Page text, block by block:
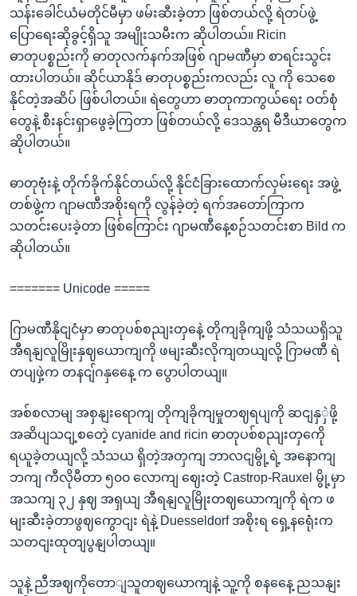
သန်းခေါင်ယံမတိုင်မီမှာ ဖမ်းဆီးခဲ့တာ ဖြစ်တယ်လို့ ရဲတပ်ဖွဲ့
ပြောရေးဆိုခွင့်ရှိသူ အမျိုးသမီးက ဆိုပါတယ်။ Ricin
ဓာတုပစ္စည်းကို ဓာတုလက်နက်အဖြစ် ဂျာမဏီမှာ စာရင်းသွင်း
ထားပါတယ်။ ဆိုင်ယာနိုဒ် ဓာတုပစ္စည်းကလည်း လူ ကို သေစေ
နိုင်တဲ့အဆိပ် ဖြစ်ပါတယ်။ ရဲတွေဟာ ဓာတုကာကွယ်ရေး ဝတ်စုံ
တွေနဲ့ စီးနင်းရှာဖွေခဲ့ကြတာ ဖြစ်တယ်လို့ ဒေသန္တရ မီဒီယာတွေက
ဆိုပါတယ်။
ဓာတုဗုံးနဲ့ တိုက်ခိုက်နိုင်တယ်လို့ နိုင်ငံခြားထောက်လှမ်းရေး အဖွဲ့
တစ်ဖွဲ့က ဂျာမဏီအစိုးရကို လွန်ခဲ့တဲ့ ရက်အတော်ကြာက
သတင်းပေးခဲ့တာ ဖြစ်ကြောင်း ဂျာမဏီနေ့စဉ်သတင်းစာ Bild က
ဆိုပါတယ်။
======= Unicode =====
ဂြာမဏီနိုငျငံမှာ ဓာတုပစ်စညျးတှနေဲ့ တိုကျခိုကျဖို့ သံသယရှိသူ
အီရနျလူမြိုးနှဈယောကျကို ဖမျးဆီးလိုကျတယျလို့ ဂြာမဏီ ရဲ
တပျဖှဲ့က တနငျ်ဂနှနေေ့ က ပွောပါတယျ။
အစ်စလာမျ အစှနျးရောကျ တိုကျခိုကျမှုတဈရပျကို ဆငျနှှဲဖို့
အဆိပျသငျ့စတေဲ့ cyanide and ricin ဓာတုပစ်စညျးတှကေို
ရယူခဲ့တယျလို့ သံသယ ရှိတဲ့အတှကျ ဘာလငျမွို့ရဲ့ အနောကျ
ဘကျ ကီလိုမီတာ ၅၀၀ လောကျ ဈေးတဲ့ Castrop-Rauxel မွို့မှာ
အသကျ ၃၂ နှဈ အရှယျ အီရနျလူမြိုးတဈယောကျကို ရဲက ဖ
မျးဆီးခဲ့တာဖွဈကွောငျး ရဲနဲ့ Duesseldorf အစိုးရ ရှေ့နရေုံးက
သတငျးထုတျပွနျပါတယျ။
သူနဲ့ ညီအဈကိုတောျသူတဈယောကျနဲ့ သူ့ကို စနနေေ့ ညသနျး